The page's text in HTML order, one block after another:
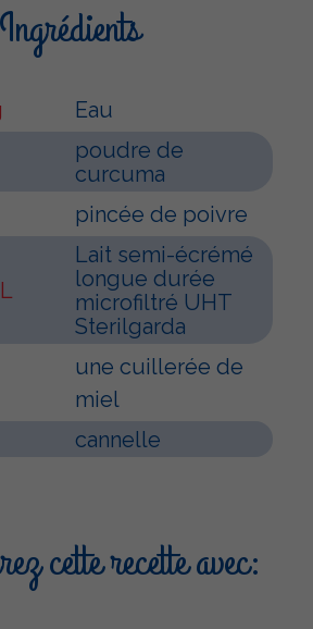
Ingrédients
Eau
poudre de
curcuma
pincée de poivre
Lait semi-écrémé
longue durée
microfiltré UHT
Sterilgarda
une cuillerée de
miel
cannelle
cette recette avec: